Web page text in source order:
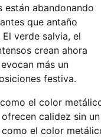
están abandonando
que antaño
verde salvia, el
crean ahora
más un
festiva.
el color